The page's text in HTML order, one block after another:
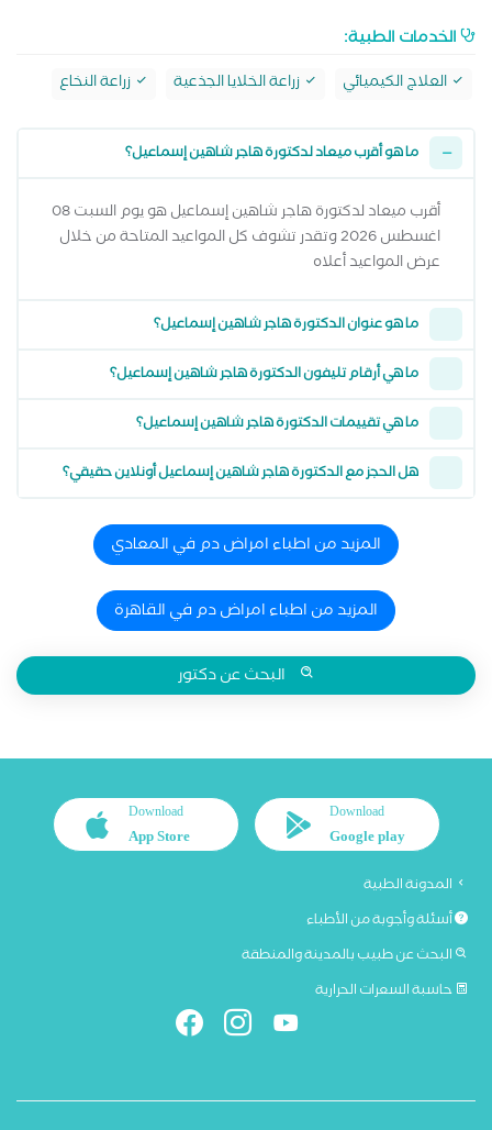
الخدمات الطبية:
العلاج الكيميائي زراعة الخلايا الجذعية زراعة النخاع
ما هو أقرب ميعاد لدكتورة هاجر شاهين إسماعيل؟
أقرب ميعاد لدكتورة هاجر شاهين إسماعيل هو يوم السبت 08
اغسطس 2026 وتقدر تشوف كل المواعيد المتاحة من خلال
عرض المواعيد أعلاه
ما هو عنوان الدكتورة هاجر شاهين إسماعيل؟
ما هي أرقام تليفون الدكتورة هاجر شاهين إسماعيل؟
ما هي تقييمات الدكتورة هاجر شاهين إسماعيل؟
هل الحجز مع الدكتورة هاجر شاهين إسماعيل أونلاين حقيقي؟
المزيد من اطباء امراض دم في المعادي
المزيد من اطباء امراض دم في القاهرة
البحث عن دكتور
Download
Google play
Download
App Store
المدونة الطبية
أسئلة وأجوبة من الأطباء
البحث عن طبيب بالمدينة والمنطقة
حاسبة السعرات الحرارية